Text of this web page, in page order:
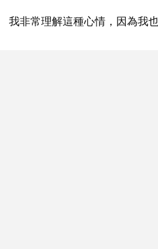
我非常理解這種心情，因為我也